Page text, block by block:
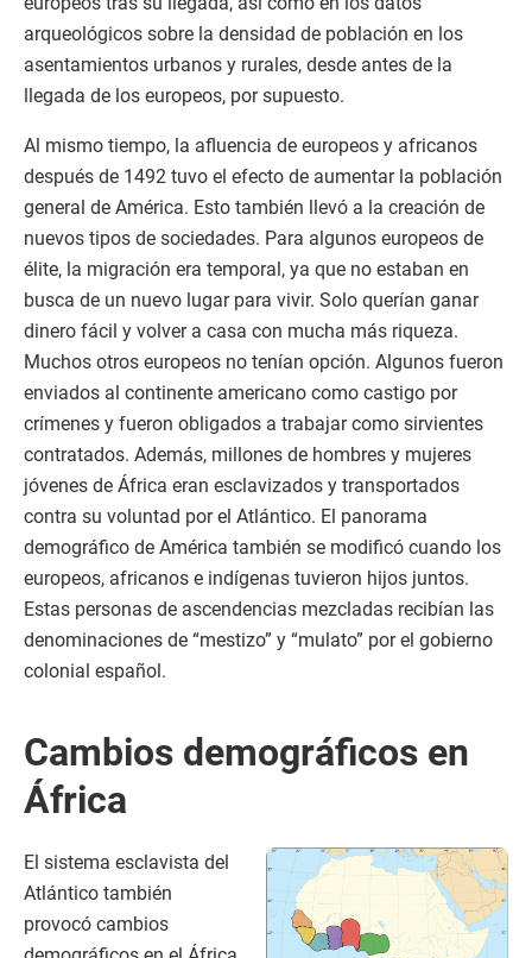
arqueológicos sobre la densidad de población en los
asentamientos urbanos y rurales, desde antes de la
llegada de los europeos, por supuesto.
Al mismo tiempo, la afluencia de europeos y africanos
después de 1492 tuvo el efecto de aumentar la población
general de América. Esto también llevó a la creación de
nuevos tipos de sociedades. Para algunos europeos de
élite, la migración era temporal, ya que no estaban en
busca de un nuevo lugar para vivir. Solo querían ganar
dinero fácil y volver a casa con mucha más riqueza.
Muchos otros europeos no tenían opción. Algunos fueron
enviados al continente americano como castigo por
crímenes y fueron obligados a trabajar como sirvientes
contratados. Además, millones de hombres y mujeres
jóvenes de África eran esclavizados y transportados
contra su voluntad por el Atlántico. El panorama
demográfico de América también se modificó cuando los
europeos, africanos e indígenas tuvieron hijos juntos.
Estas personas de ascendencias mezcladas recibían las
denominaciones de “mestizo” y “mulato” por el gobierno
colonial español.
Cambios demográficos en
África
El sistema esclavista del
Atlántico también
provocó cambios